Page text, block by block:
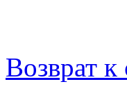
Возврат к